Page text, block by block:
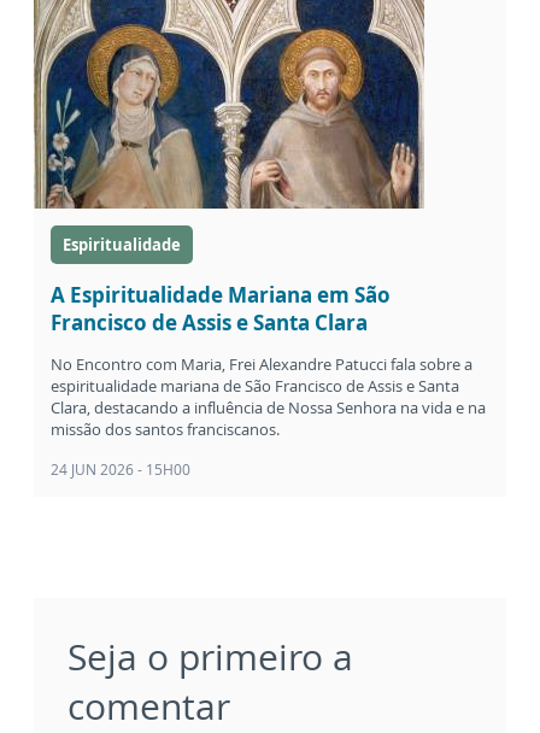
Espiritualidade
A Espiritualidade Mariana em São
Francisco de Assis e Santa Clara
No Encontro com Maria, Frei Alexandre Patucci fala sobre a
espiritualidade mariana de São Francisco de Assis e Santa
Clara, destacando a influência de Nossa Senhora na vida e na
missão dos santos franciscanos.
24 JUN 2026 - 15H00
Seja o primeiro a
comentar